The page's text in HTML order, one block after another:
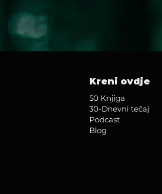
Kreni ovdje
50 Knjiga
30-Dnevni tečaj
Podcast
Blog